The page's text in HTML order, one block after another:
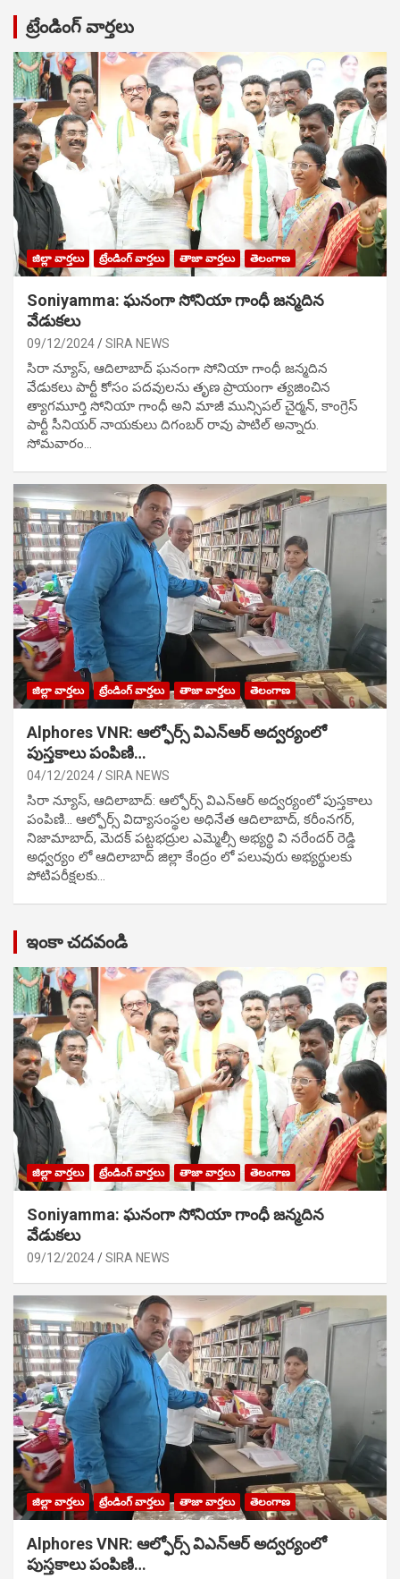
ట్రేండింగ్ వార్తలు
జిల్లా వార్తలు ట్రేండింగ్ వార్తలు తాజా వార్తలు తెలంగాణ
Soniyamma: ఘ‌నంగా సోనియా గాంధీ జ‌న్మ‌దిన
వేడుక‌లు
09/12/2024 SIRA NEWS
సిరా న్యూస్, ఆదిలాబాద్ ఘ‌నంగా సోనియా గాంధీ జ‌న్మ‌దిన
వేడుక‌లు పార్టీ కోసం ప‌ద‌వుల‌ను తృణ ప్రాయంగా త్య‌జించిన
త్యాగమూర్తి సోనియా గాంధీ అని మాజీ మున్సిప‌ల్ చైర్మ‌న్, కాంగ్రెస్
పార్టీ సీనియ‌ర్ నాయ‌కులు దిగంబ‌ర్ రావు పాటిల్ అన్నారు.
సోమవారం…
జిల్లా వార్తలు ట్రేండింగ్ వార్తలు తాజా వార్తలు తెలంగాణ
Alphores VNR: ఆల్ఫోర్స్ విఎన్ఆర్ అద్వర్యంలో
పుస్తకాలు పంపిణి…
04/12/2024 SIRA NEWS
సిరా న్యూస్, ఆదిలాబాద్: ఆల్ఫోర్స్ విఎన్ఆర్ అద్వర్యంలో పుస్తకాలు
పంపిణి… ఆల్ఫోర్స్ విద్యాసంస్థల అధినేత ఆదిలాబాద్, కరీంనగర్,
నిజామాబాద్, మెదక్ పట్టభద్రుల ఎమ్మెల్సీ అభ్యర్థి వి నరేందర్ రెడ్డి
అధ్వర్యం లో ఆదిలాబాద్ జిల్లా కేంద్రం లో పలువురు అభ్యర్థులకు
పోటిప‌రీక్ష‌ల‌కు…
ఇంకా చదవండి
జిల్లా వార్తలు ట్రేండింగ్ వార్తలు తాజా వార్తలు తెలంగాణ
Soniyamma: ఘ‌నంగా సోనియా గాంధీ జ‌న్మ‌దిన
వేడుక‌లు
09/12/2024 SIRA NEWS
జిల్లా వార్తలు ట్రేండింగ్ వార్తలు తాజా వార్తలు తెలంగాణ
Alphores VNR: ఆల్ఫోర్స్ విఎన్ఆర్ అద్వర్యంలో
పుస్తకాలు పంపిణి…